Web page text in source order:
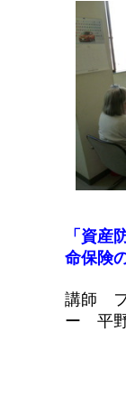
「資産
命保険
講師 フ
ー 平